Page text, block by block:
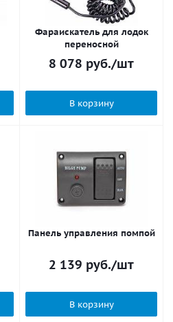
Фараискатель для лодок
переносной
8 078 руб./шт
В корзину
Панель управления помпой
2 139 руб./шт
В корзину